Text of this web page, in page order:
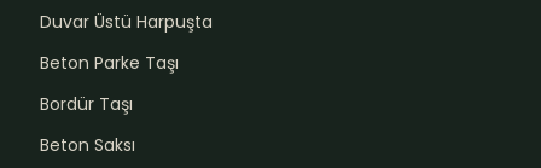
Duvar Üstü Harpuşta
Beton Parke Taşı
Bordür Taşı
Beton Saksı